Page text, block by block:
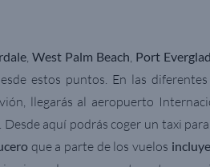
, West Palm Beach, Port
estos puntos. En las
llegarás al aeropuerto
aquí podrás coger un taxi
que a parte de los vuelos